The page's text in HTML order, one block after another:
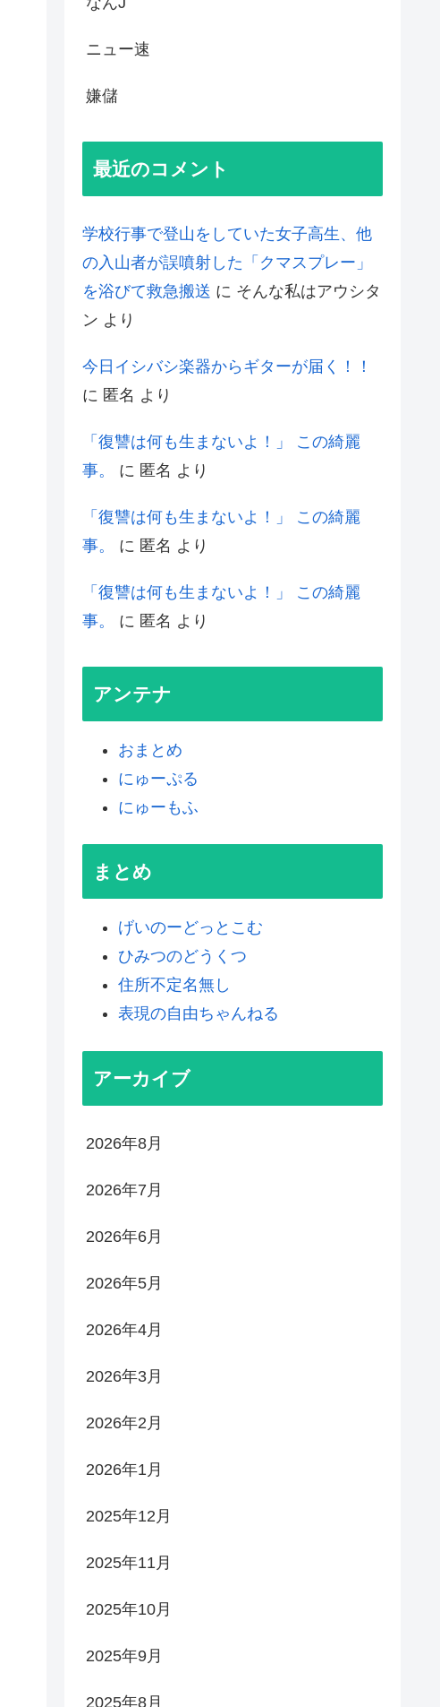
ニュー速
嫌儲
最近のコメント
学校行事で登山をしていた女子高生、他
の入山者が誤噴射した「クマスプレー」
を浴びて救急搬送 に そんな私はアウシタ
ン より
今日イシバシ楽器からギターが届く！！
に 匿名 より
「復讐は何も生まないよ！」 この綺麗
事。
に 匿名 より
「復讐は何も生まないよ！」 この綺麗
事。
に 匿名 より
「復讐は何も生まないよ！」 この綺麗
事。
に 匿名 より
アンテナ
おまとめ
にゅーぷる
にゅーもふ
まとめ
げいのーどっとこむ
ひみつのどうくつ
住所不定名無し
表現の自由ちゃんねる
アーカイブ
2026年8月
2026年7月
2026年6月
2026年5月
2026年4月
2026年3月
2026年2月
2026年1月
2025年12月
2025年11月
2025年10月
2025年9月
2025年8月